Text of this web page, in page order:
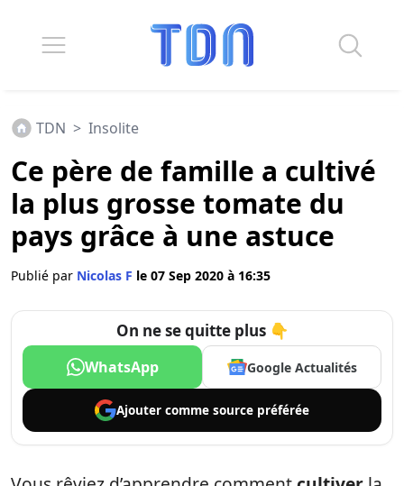
TDN > Insolite
Ce père de famille a cultivé
la plus grosse tomate du
pays grâce à une astuce
Publié par Nicolas F le 07 Sep 2020 à 16:35
On ne se quitte plus 👇
WhatsApp Google Actualités
Ajouter comme source préférée